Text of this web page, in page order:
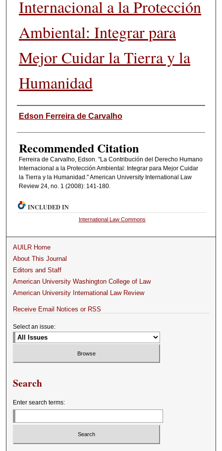
Internacional a la Protección
Ambiental: Integrar para
Mejor Cuidar la Tierra y la
Humanidad
Authors
Edson Ferreira de Carvalho
Recommended Citation
Ferreira de Carvalho, Edson. "La Contribución del Derecho Humano
Internacional a la Protección Ambiental: Integrar para Mejor Cuidar
la Tierra y la Humanidad." American University International Law
Review 24, no. 1 (2008): 141-180.
INCLUDED IN
International Law Commons
AUILR Home
About This Journal
Editors and Staff
American University Washington College of Law
American University International Law Review
Receive Email Notices or RSS
Select an issue:
Search
Enter search terms: